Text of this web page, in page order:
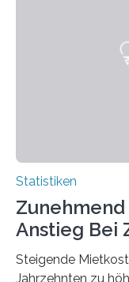
Statistiken
Anstieg Bei
Steigende
Jahrzehnten zu